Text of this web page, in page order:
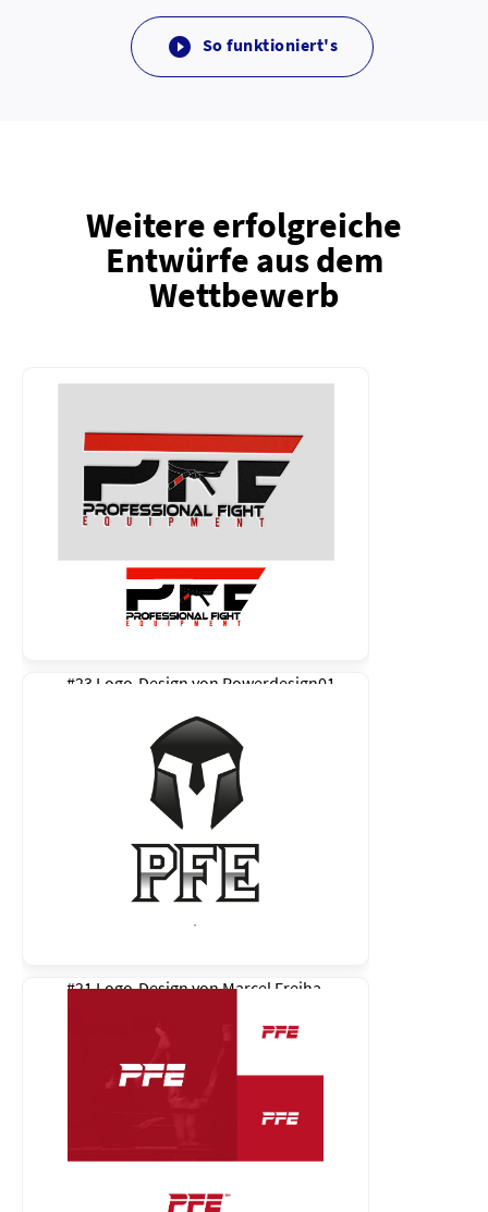
 So funktioniert's
Weitere erfolgreiche
Entwürfe aus dem
Wettbewerb
#23 Logo-Design von Powerdesign01
#21 Logo-Design vonMarcel Freiha